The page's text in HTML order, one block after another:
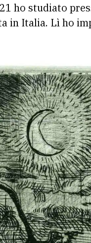
ho studiato
in Italia. Lì ho